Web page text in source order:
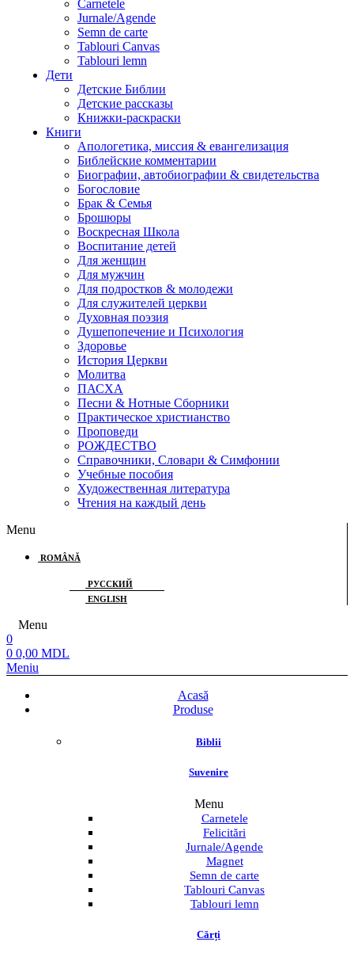
Carnetele
Jurnale/Agende
Semn de carte
Tablouri Canvas
Tablouri lemn
Дети
Детские Библии
Детские рассказы
Книжки-раскраски
Книги
Апологетика, миссия & евангелизация
Библейские комментарии
Биографии, автобиографии & свидетельства
Богословие
Брак & Семья
Брошюры
Воскресная Школа
Воспитание детей
Для женщин
Для мужчин
Для подростков & молодежи
Для служителей церкви
Духовная поэзия
Душепопечение и Психология
Здоровье
История Церкви
Молитва
ПАСХА
Песни & Нотные Сборники
Практическое христианство
Проповеди
РОЖДЕСТВО
Справочники, Словари & Симфонии
Учебные пособия
Художественная литература
Чтения на каждый день
Menu
ROMÂNĂ
РУССКИЙ
ENGLISH
Menu
0
0 0,00 MDL
Meniu
Acasă
Produse
Biblii
Suvenire
Menu
Carnetele
Felicitări
Jurnale/Agende
Magnet
Semn de carte
Tablouri Canvas
Tablouri lemn
Cărți